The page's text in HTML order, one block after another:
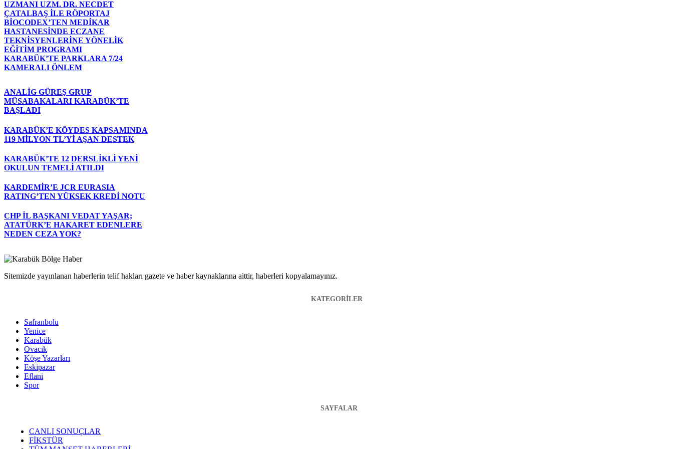
UZMANI UZM. DR. NECDET
ÇATALBAŞ İLE RÖPORTAJ
BİOCODEX’TEN MEDİKAR
HASTANESİNDE ECZANE
TEKNİSYENLERİNE YÖNELİK
EĞİTİM PROGRAMI
KARABÜK’TE PARKLARA 7/24
KAMERALI ÖNLEM
ANALİG GÜREŞ GRUP
MÜSABAKALARI KARABÜK’TE
BAŞLADI
KARABÜK’E KÖYDES KAPSAMINDA
119 MİLYON TL’Yİ AŞAN DESTEK
KARABÜK’TE 12 DERSLİKLİ YENİ
OKULUN TEMELİ ATILDI
KARDEMİR’E JCR EURASIA
RATING’TEN YÜKSEK KREDİ NOTU
CHP İL BAŞKANI VEDAT YAŞAR;
ATATÜRK’E HAKARET EDENLERE
NEDEN CEZA YOK?
Sitemizde yayınlanan haberlerin telif hakları gazete ve haber kaynaklarına aittir, haberleri kopyalamayınız.
KATEGORİLER
Safranbolu
Yenice
Karabük
Ovacık
Köşe Yazarları
Eskipazar
Eflani
Spor
SAYFALAR
CANLI SONUÇLAR
FİKSTÜR